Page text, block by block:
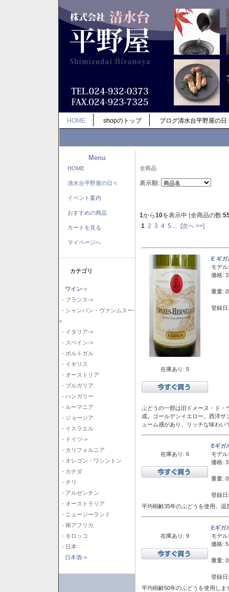
HOME shopのトップ ブログ清水台平野屋の日
Menu
HOME
清水台平野屋の日々
イベント案内
おすすめの商品
カートを見る
マイページへ
カテゴリ
ワイン->
- フランス->
- シャンパン・ヴァンムスー-
>
- イタリア->
- スペイン->
- ポルトガル
- イギリス
- オーストリア
- ブルガリア
- ハンガリー
- ルーマニア
- ジョージア
- イスラエル
- ドイツ->
- カリフォルニア
- オレゴン・ワシントン
- カナダ
- チリ
- アルゼンチン
- オーストラリア
- ニュージーランド
- 南アフリカ
- モロッコ
- 日本
日本酒->
全商品
表示順:
1から10を表示中 (全商品の数:
1 2 3 4 5 [次へ >>]
在庫あり: 5
E ギ
モデル:
価格:
重量:
登録
ぶどうの一部は旧ドメーヌ・ド・
成。ゴールデンイエロー。西洋
ューム感があり、リッチな味わい
在庫あり: 6
Eギガ
モデル:
価格:
重量:
登録
平均樹齢35年のぶどうを使用。
在庫あり: 9
Eギガ
モデル:
価格:
重量:
登録
平均樹齢50年のぶどうを使用し